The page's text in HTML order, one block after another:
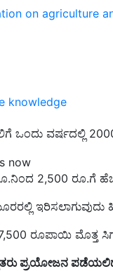
on agriculture
knowledge
now
ಒಂದು ವರ್ಷದಲ್ಲಿ
2,500 ರೂ.ಗೆ
ರೂಪಾಯಿ ಮೊತ್ತ
ಪ್ರಯೋಜನ